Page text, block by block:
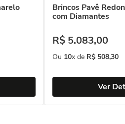
Brincos Pavê
com Diamantes
R$ 5.083,00
Ou 10x de R$ 508,30
Ver